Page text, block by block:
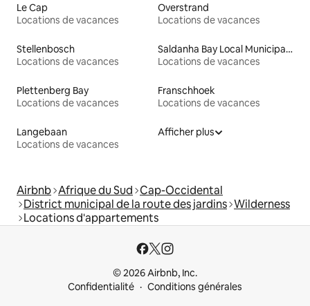
Le Cap
Locations de vacances
Overstrand
Locations de vacances
Stellenbosch
Locations de vacances
Saldanha Bay Local Municipality
Locations de vacances
Plettenberg Bay
Locations de vacances
Franschhoek
Locations de vacances
Langebaan
Locations de vacances
Afficher plus
Airbnb Afrique du Sud Cap-Occidental
District municipal de la route des jardins Wilderness
Locations d'appartements
© 2026 Airbnb, Inc.
Confidentialité
Conditions générales